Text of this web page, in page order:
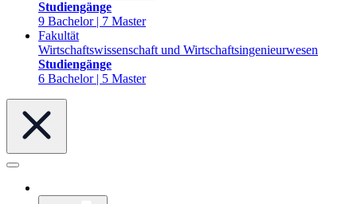
Studiengänge
9 Bachelor | 7 Master
Fakultät
Wirtschaftswissenschaft und Wirtschaftsingenieurwesen
Studiengänge
6 Bachelor | 5 Master